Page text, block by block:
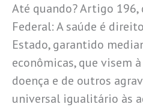
Até quando? Artigo 196,
Federal: A saúde é
Estado, garantido
econômicas, que visem
doença e de outros
universal igualitário às